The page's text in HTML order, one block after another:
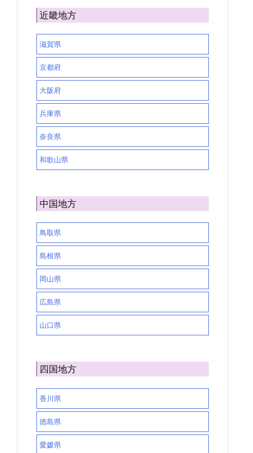
近畿地方
滋賀県
京都府
大阪府
兵庫県
奈良県
和歌山県
中国地方
鳥取県
島根県
岡山県
広島県
山口県
四国地方
香川県
徳島県
愛媛県